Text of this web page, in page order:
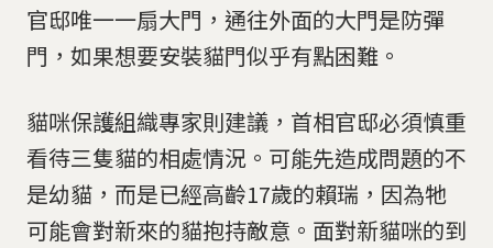
官邸唯一一扇大門，通往外面的大門是防彈
門，如果想要安裝貓門似乎有點困難。
貓咪保護組織專家則建議，首相官邸必須慎重
看待三隻貓的相處情況。可能先造成問題的不
是幼貓，而是已經高齡17歲的賴瑞，因為牠
可能會對新來的貓抱持敵意。面對新貓咪的到